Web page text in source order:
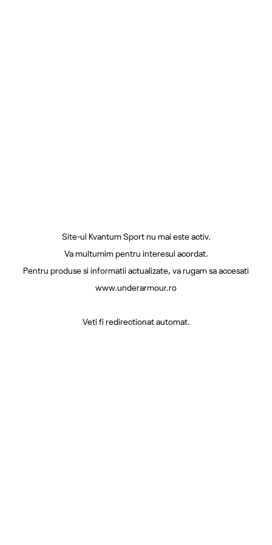
Site-ul Kvantum Sport nu mai este activ.
Va multumim pentru interesul acordat.
Pentru produse si informatii actualizate, va rugam sa accesati
www.underarmour.ro
Veti fi redirectionat automat.